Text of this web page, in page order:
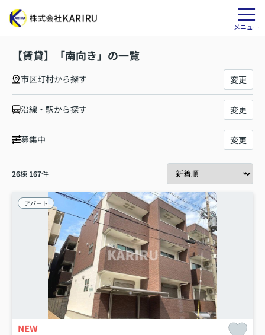
【賃貸】「南向き」の一覧
市区町村から探す 変更
沿線・駅から探す 変更
募集中 変更
26棟 167件
アパート
NEW